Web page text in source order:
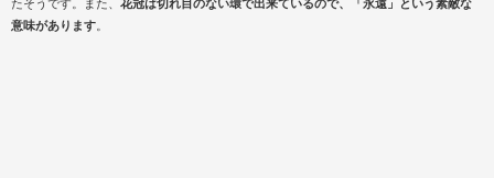
意味があります